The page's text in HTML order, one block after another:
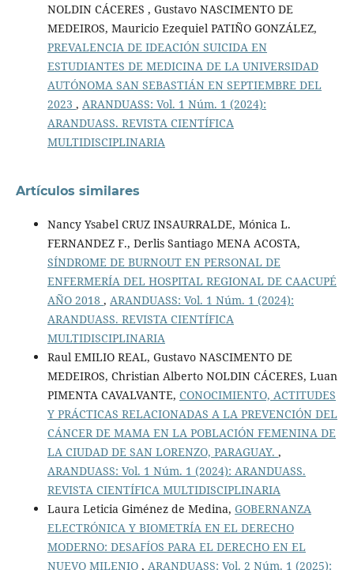
NOLDIN CÁCERES , Gustavo NASCIMENTO DE
MEDEIROS, Mauricio Ezequiel PATIÑO GONZÁLEZ,
PREVALENCIA DE IDEACIÓN SUICIDA EN
ESTUDIANTES DE MEDICINA DE LA UNIVERSIDAD
AUTÓNOMA SAN SEBASTIÁN EN SEPTIEMBRE DEL
2023 , ARANDUASS: Vol. 1 Núm. 1 (2024):
ARANDUASS. REVISTA CIENTÍFICA
MULTIDISCIPLINARIA
Artículos similares
Nancy Ysabel CRUZ INSAURRALDE, Mónica L.
FERNANDEZ F., Derlis Santiago MENA ACOSTA,
SÍNDROME DE BURNOUT EN PERSONAL DE
ENFERMERÍA DEL HOSPITAL REGIONAL DE CAACUPÉ
AÑO 2018 , ARANDUASS: Vol. 1 Núm. 1 (2024):
ARANDUASS. REVISTA CIENTÍFICA
MULTIDISCIPLINARIA
Raul EMILIO REAL, Gustavo NASCIMENTO DE
MEDEIROS, Christian Alberto NOLDIN CÁCERES, Luan
PIMENTA CAVALVANTE, CONOCIMIENTO, ACTITUDES
Y PRÁCTICAS RELACIONADAS A LA PREVENCIÓN DEL
CÁNCER DE MAMA EN LA POBLACIÓN FEMENINA DE
LA CIUDAD DE SAN LORENZO, PARAGUAY. ,
ARANDUASS: Vol. 1 Núm. 1 (2024): ARANDUASS.
REVISTA CIENTÍFICA MULTIDISCIPLINARIA
Laura Leticia Giménez de Medina, GOBERNANZA
ELECTRÓNICA Y BIOMETRÍA EN EL DERECHO
MODERNO: DESAFÍOS PARA EL DERECHO EN EL
NUEVO MILENIO , ARANDUASS: Vol. 2 Núm. 1 (2025):